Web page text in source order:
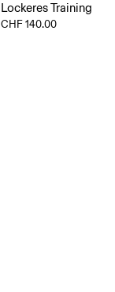
Lockeres Training
CHF 140.00